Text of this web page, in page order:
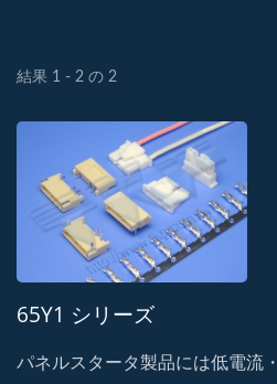
結果 1 - 2 の 2
65Y1 シリーズ
パネルスタータ製品には低電流